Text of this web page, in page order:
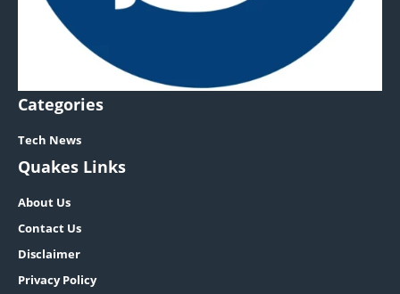
Categories
Tech News
Quakes Links
About Us
Contact Us
Disclaimer
Privacy Policy